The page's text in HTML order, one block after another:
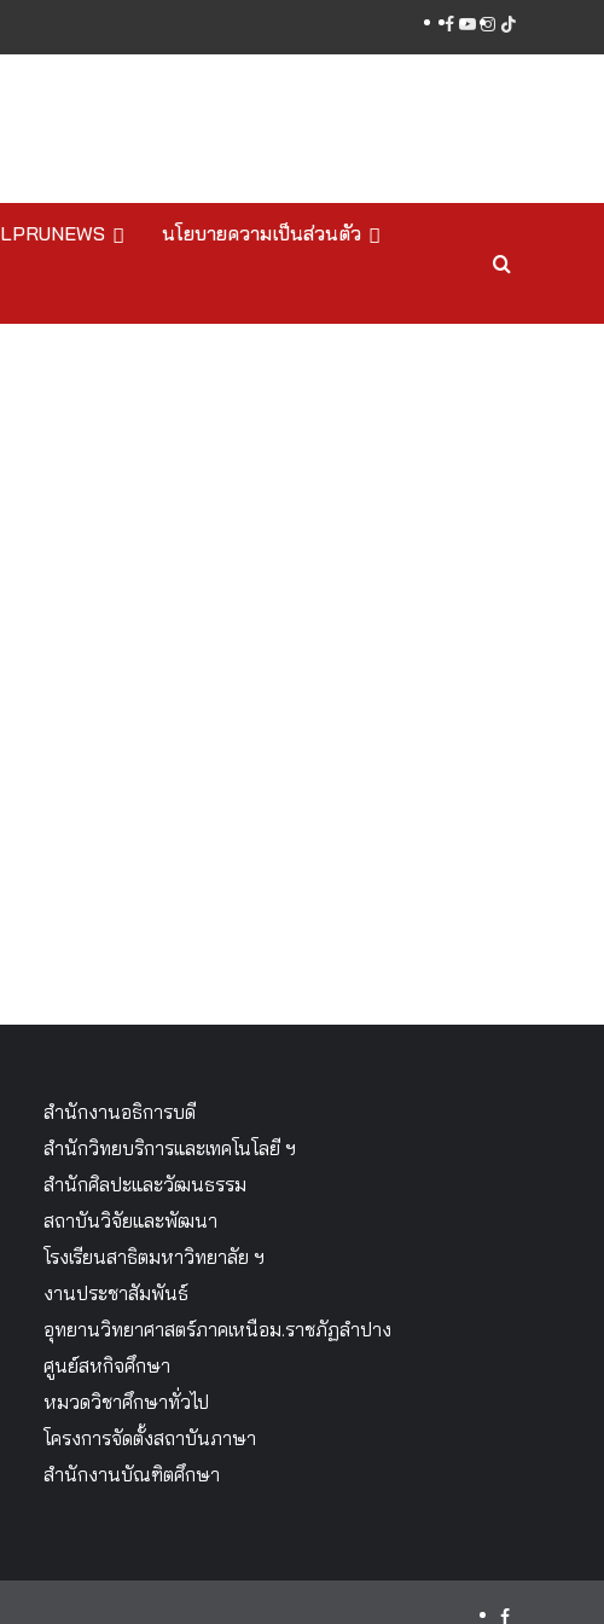
facebook
youtube
instagram
tiktok
LPRUNEWS นโยบายความเป็นส่วนตัว
สำนักงานอธิการบดี
สำนักวิทยบริการและเทคโนโลยี ฯ
สำนักศิลปะและวัฒนธรรม
สถาบันวิจัยและพัฒนา
โรงเรียนสาธิตมหาวิทยาลัย ฯ
งานประชาสัมพันธ์
อุทยานวิทยาศาสตร์ภาคเหนือม.ราชภัฏลำปาง
ศูนย์สหกิจศึกษา
หมวดวิชาศึกษาทั่วไป
โครงการจัดตั้งสถาบันภาษา
สำนักงานบัณฑิตศึกษา
facebook